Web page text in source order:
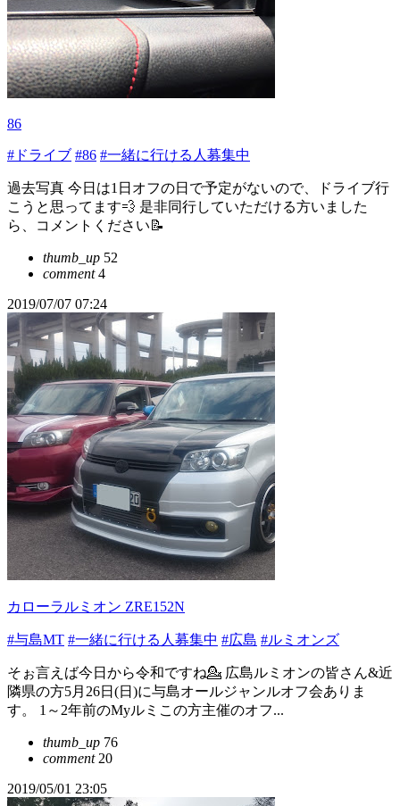
86
#ドライブ #86 #一緒に行ける人募集中
過去写真 今日は1日オフの日で予定がないので、ドライブ行
こうと思ってます💨 是非同行していただける方いました
ら、コメントください📝
thumb_up 52
comment4
2019/07/07 07:24
カローラルミオン ZRE152N
#与島MT #一緒に行ける人募集中 #広島 #ルミオンズ
そぉ言えば今日から令和ですね💁 広島ルミオンの皆さん&近
隣県の方5月26日(日)に与島オールジャンルオフ会ありま
す。 1～2年前のMyルミこの方主催のオフ...
thumb_up 76
comment20
2019/05/01 23:05